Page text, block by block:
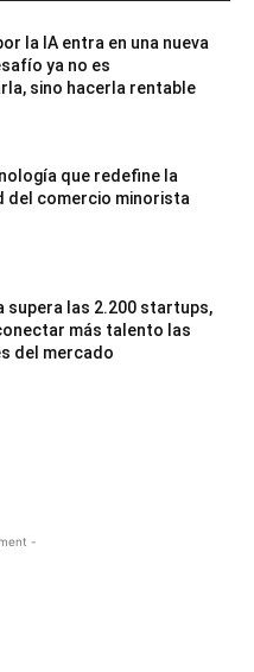
la IA entra en una nueva
ya no es
sino hacerla rentable
que redefine la
del comercio minorista
supera las 2.200 startups,
más talento las
del mercado
-